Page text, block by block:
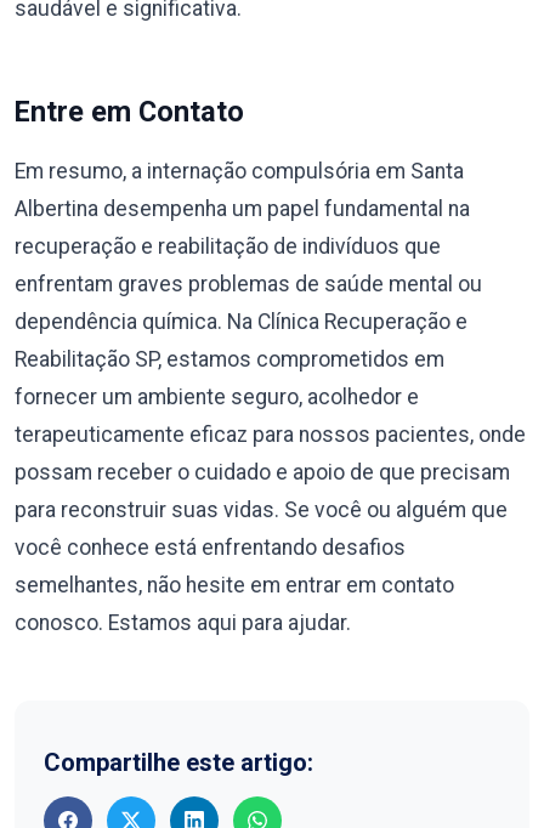
saudável e significativa.
Entre em Contato
Em resumo, a internação compulsória em Santa
Albertina desempenha um papel fundamental na
recuperação e reabilitação de indivíduos que
enfrentam graves problemas de saúde mental ou
dependência química. Na Clínica Recuperação e
Reabilitação SP, estamos comprometidos em
fornecer um ambiente seguro, acolhedor e
terapeuticamente eficaz para nossos pacientes, onde
possam receber o cuidado e apoio de que precisam
para reconstruir suas vidas. Se você ou alguém que
você conhece está enfrentando desafios
semelhantes, não hesite em entrar em contato
conosco. Estamos aqui para ajudar.
Compartilhe este artigo: